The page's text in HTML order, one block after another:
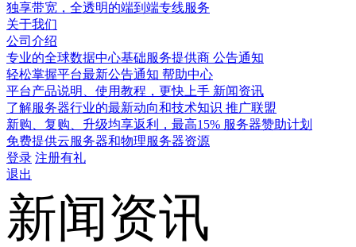
独享带宽，全透明的端到端专线服务
关于我们
公司介绍
专业的全球数据中心基础服务提供商 公告通知
轻松掌握平台最新公告通知 帮助中心
平台产品说明、使用教程，更快上手 新闻资讯
了解服务器行业的最新动向和技术知识 推广联盟
新购、复购、升级均享返利，最高15% 服务器赞助计划
免费提供云服务器和物理服务器资源
登录 注册有礼
退出
新闻资讯